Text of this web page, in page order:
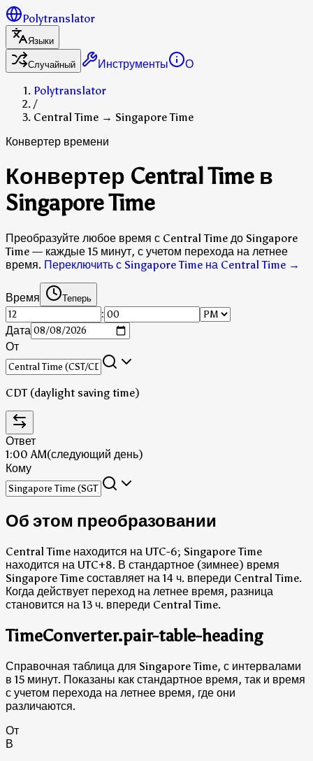
Polytranslator
Языки
Случайный
Инструменты
О
Polytranslator
/
Central Time → Singapore Time
Конвертер времени
Конвертер Central Time в
Singapore Time
Преобразуйте любое время с Central Time до Singapore
Time — каждые 15 минут, с учетом перехода на летнее
время. Переключить с Singapore Time на Central Time →
Время Теперь
:
Дата
От
CDT (daylight saving time)
Ответ
1:00 AM(следующий день)
Кому
Об этом преобразовании
Central Time находится на UTC-6; Singapore Time
находится на UTC+8. В стандартное (зимнее) время
Singapore Time составляет на 14 ч. впереди Central Time.
Когда действует переход на летнее время, разница
становится на 13 ч. впереди Central Time.
TimeConverter.pair-table-heading
Справочная таблица для Singapore Time, с интервалами
в 15 минут. Показаны как стандартное время, так и время
с учетом перехода на летнее время, где они
различаются.
От
В